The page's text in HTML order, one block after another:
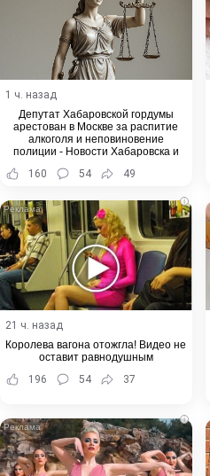
1 ч. назад
Депутат Хабаровской гордумы
арестован в Москве за распитие
алкоголя и неповиновение
полиции - Новости Хабаровска и
160 54 49
i
21 ч. назад
Королева вагона отожгла! Видео не
оставит равнодушным
196
54 37
i